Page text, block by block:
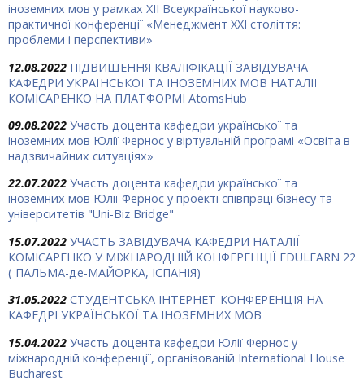
іноземних мов у рамках XII Всеукраїнської науково-
практичної конференції «Менеджмент ХХІ століття:
проблеми і перспективи»
12.08.2022 ПІДВИЩЕННЯ КВАЛІФІКАЦІЇ ЗАВІДУВАЧА
КАФЕДРИ УКРАЇНСЬКОЇ ТА ІНОЗЕМНИХ МОВ НАТАЛІЇ
КОМІСАРЕНКО НА ПЛАТФОРМІ AtomsHub
09.08.2022 Участь доцента кафедри української та
іноземних мов Юлії Фернос у віртуальній програмі «Освіта в
надзвичайних ситуаціях»
22.07.2022 Участь доцента кафедри української та
іноземних мов Юлії Фернос у проекті співпраці бізнесу та
університетів "Uni-Biz Bridge"
15.07.2022 УЧАСТЬ ЗАВІДУВАЧА КАФЕДРИ НАТАЛІЇ
КОМІСАРЕНКО У МІЖНАРОДНІЙ КОНФЕРЕНЦІЇ EDULEARN 22
( ПАЛЬМА-де-МАЙОРКА, ІСПАНІЯ)
31.05.2022 СТУДЕНТСЬКА ІНТЕРНЕТ-КОНФЕРЕНЦІЯ НА
КАФЕДРІ УКРАЇНСЬКОЇ ТА ІНОЗЕМНИХ МОВ
15.04.2022 Участь доцента кафедри Юлії Фернос у
міжнародній конференції, організованій International House
Bucharest